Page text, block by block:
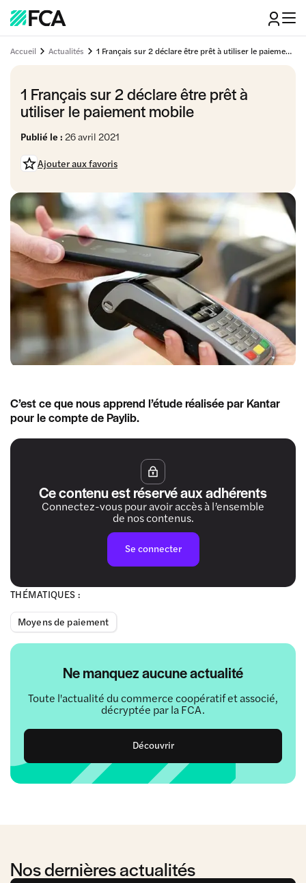
Accueil Actualités 1 Français sur 2 déclare être prêt à utiliser le paiement mobile
1 Français sur 2 déclare être prêt à
utiliser le paiement mobile
Publié le : 26 avril 2021
Ajouter aux favoris
THÉMATIQUES :
Moyens de paiement
Ne manquez aucune actualité
Toute l'actualité du commerce coopératif et associé,
décryptée par la FCA.
Découvrir
C’est ce que nous apprend l’étude réalisée par Kantar
pour le compte de Paylib.
Ce contenu est réservé aux adhérents
Connectez-vous pour avoir accès à l’ensemble
de nos contenus.
Se connecter
Nos dernières actualités